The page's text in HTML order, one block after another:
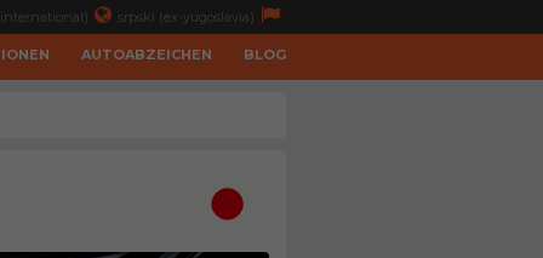
srpski (ex-yugoslavia)
AUTOABZEICHEN BLOG